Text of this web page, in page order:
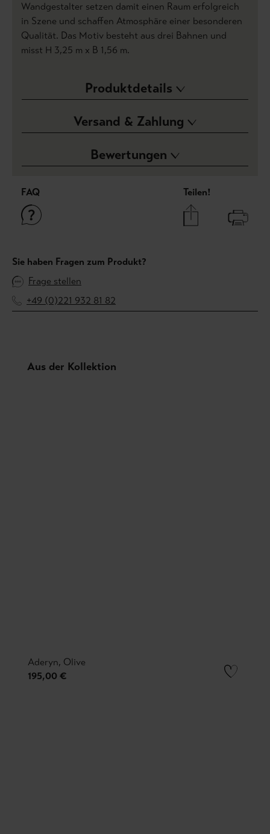
Wandgestalter setzen damit einen Raum erfolgreich
in Szene und schaffen Atmosphäre einer besonderen
Qualität. Das Motiv besteht aus drei Bahnen und
misst H 3,25 m x B 1,56 m.
Produktdetails
Versand & Zahlung
Bewertungen
FAQ Teilen!
Sie haben Fragen zum Produkt?
Frage stellen
+49 (0)221 932 81 82
Produktgalerie überspringen
Aus der Kollektion
Aderyn, Olive
195,00 €